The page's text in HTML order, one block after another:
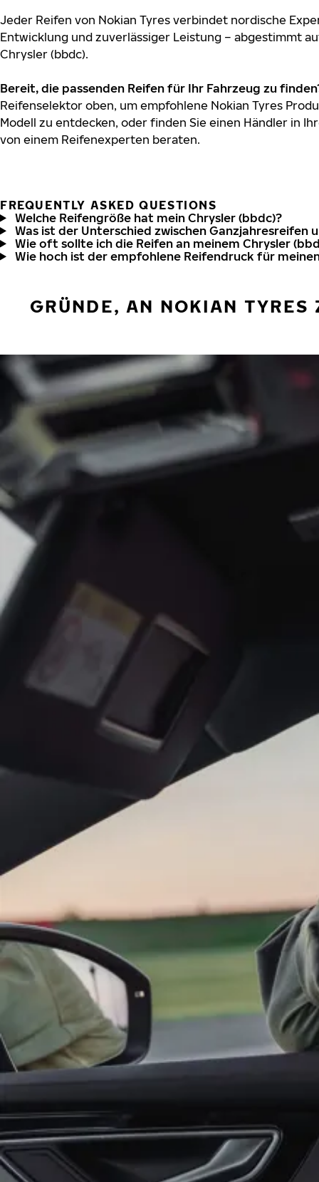
Jeder Reifen von Nokian Tyres verbindet nordische
Entwicklung und zuverlässiger Leistung – abgestimmt
Chrysler (bbdc).
Bereit, die passenden Reifen für Ihr Fahrzeug zu
Reifenselektor oben, um empfohlene Nokian Tyres
Modell zu entdecken, oder finden Sie einen Händler in
von einem Reifenexperten beraten.
FREQUENTLY ASKED QUESTIONS
Welche Reifengröße hat mein Chrysler (bbdc)?
Was ist der Unterschied zwischen Ganzjahresreifen
Wie oft sollte ich die Reifen an meinem Chrysler
Wie hoch ist der empfohlene Reifendruck für
GRÜNDE, AN NOKIAN TYRES